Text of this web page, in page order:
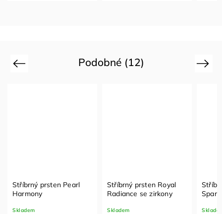
Podobné (12)
Previous
Stříbrný prsten Pearl
Harmony
Skladem
Stříbrný prsten Royal
Radiance se zirkony
Skladem
Next